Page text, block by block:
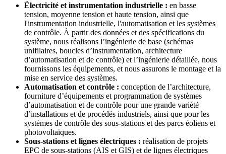
Électricité et instrumentation industrielle : en basse
tension, moyenne tension et haute tension, ainsi que
l'instrumentation industrielle, l'automatisation et les systèmes
de contrôle. À partir des données et des spécifications du
système, nous réalisons l’ingénierie de base (schémas
unifilaires, boucles d’instrumentation, architecture
d’automatisation et de contrôle) et l’ingénierie détaillée, nous
fournissons les équipements, et nous assurons le montage et la
mise en service des systèmes.
Automatisation et contrôle : conception de l’architecture,
fourniture d’équipements et programmation de systèmes
d’automatisation et de contrôle pour une grande variété
d’installations et de procédés industriels, ainsi que pour les
systèmes de contrôle des sous-stations et des parcs éoliens et
photovoltaïques.
Sous-stations et lignes électriques : réalisation de projets
EPC de sous-stations (AIS et GIS) et de lignes électriques